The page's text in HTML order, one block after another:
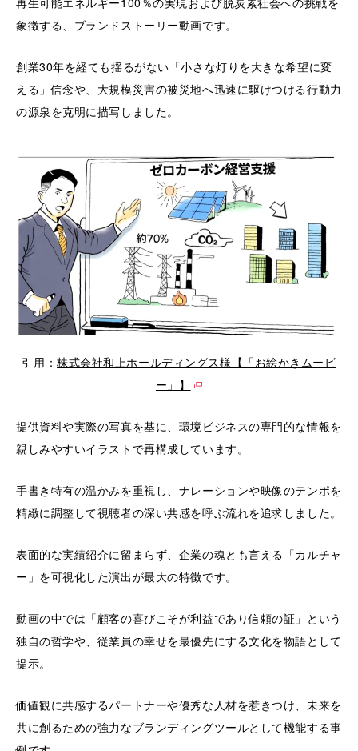
象徴する、ブランドストーリー動画です。
創業30年を経ても揺るがない「小さな灯りを大きな希望に変
える」信念や、大規模災害の被災地へ迅速に駆けつける行動力
の源泉を克明に描写しました。
引用：株式会社和上ホールディングス様【「お絵かきムービ
ー」】
提供資料や実際の写真を基に、環境ビジネスの専門的な情報を
親しみやすいイラストで再構成しています。
手書き特有の温かみを重視し、ナレーションや映像のテンポを
精緻に調整して視聴者の深い共感を呼ぶ流れを追求しました。
表面的な実績紹介に留まらず、企業の魂とも言える「カルチャ
ー」を可視化した演出が最大の特徴です。
動画の中では「顧客の喜びこそが利益であり信頼の証」という
独自の哲学や、従業員の幸せを最優先にする文化を物語として
提示。
価値観に共感するパートナーや優秀な人材を惹きつけ、未来を
共に創るための強力なブランディングツールとして機能する事